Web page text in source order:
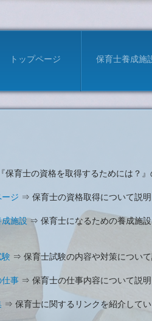
トップページ 保育士養成施
保育士の資格を取得するためには？』
ージ ⇒ 保育士の資格取得について説明
施設⇒ 保育士になるための養成施
⇒ 保育士試験の内容や対策について
事 ⇒ 保育士の仕事内容について説明
⇒ 保育士に関するリンクを紹介してい